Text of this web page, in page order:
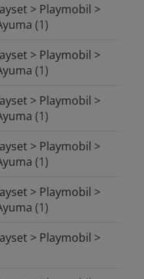
> Playmobil >
(1)
> Playmobil >
(1)
> Playmobil >
(1)
> Playmobil >
(1)
> Playmobil >
(1)
> Playmobil >